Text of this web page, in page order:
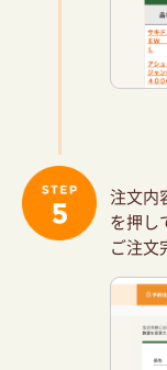
注文内
を押し
ご注文